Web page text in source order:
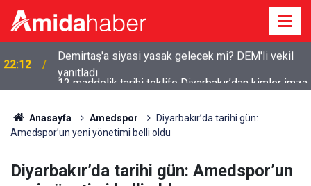
21:53
12 maddelik tarihi teklife Diyarbakır’dan kimler imza
attı?
Anasayfa Amedspor
Diyarbakır’da tarihi gün:
Amedspor’un yeni yönetimi belli oldu
Diyarbakır’da tarihi gün: Amedspor’un